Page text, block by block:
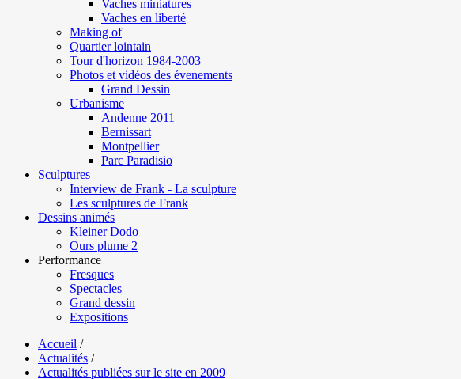
Vaches miniatures
Vaches en liberté
Making of
Quartier lointain
Tour d'horizon 1984-2003
Photos et vidéos des évenements
Grand Dessin
Urbanisme
Andenne 2011
Bernissart
Montpellier
Parc Paradisio
Sculptures
Interview de Frank - La sculpture
Les sculptures de Frank
Dessins animés
Kleiner Dodo
Ours plume 2
Performance
Fresques
Spectacles
Grand dessin
Expositions
Accueil /
Actualités /
Actualités publiées sur le site en 2009